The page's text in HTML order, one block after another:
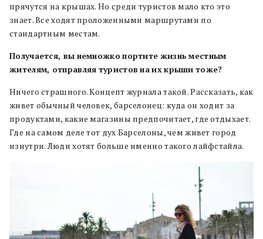
прячутся на крышах. Но среди туристов мало кто это
знает. Все ходят проложенными маршрутами по
стандартным местам.
Получается, вы немножко портите жизнь местным
жителям, отправляя туристов наихкрыши тоже?
Ничего страшного. Концепт журнала такой. Рассказать, как
живет обычный человек, барселонец: куда он ходит за
продуктами, какие магазины предпочитает, где отдыхает.
Где на самом деле тот дух Барселоны, чем живет город
изнутри. Люди хотят больше именно такого лайфстайла.